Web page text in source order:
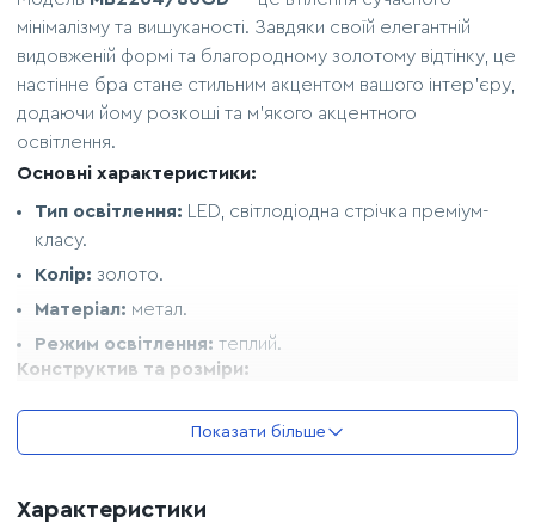
мінімалізму та вишуканості. Завдяки своїй елегантній
видовженій формі та благородному золотому відтінку, це
настінне бра стане стильним акцентом вашого інтер'єру,
додаючи йому розкоші та м'якого акцентного
освітлення.
Основні характеристики:
Тип освітлення: LED, світлодіодна стрічка преміум-
класу.
Колір: золото.
Матеріал: метал.
Режим освітлення: теплий.
Конструктив та розміри:
Довжина:80 см.
Тип кріплення:на планку.
Показати більше
Характеристики